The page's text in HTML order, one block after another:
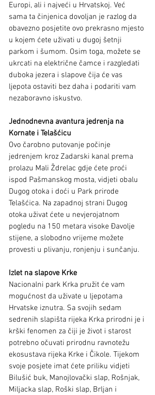
Europi, ali i najveći u Hrvatskoj. Već
sama ta činjenica dovoljan je razlog da
obavezno posjetite ovo prekrasno mjesto
u kojem ćete uživati u dugoj šetnji
parkom i šumom. Osim toga, možete se
ukrcati na električne čamce i razgledati
duboka jezera i slapove čija će vas
ljepota ostaviti bez daha i podariti vam
nezaboravno iskustvo.
Jednodnevna avantura jedrenja na
Kornate i Telašćicu
Ovo čarobno putovanje počinje
jedrenjem kroz Zadarski kanal prema
prolazu Mali Ždrelac gdje ćete proći
ispod Pašmanskog mosta, vidjeti obalu
Dugog otoka i doći u Park prirode
Telašćica. Na zapadnoj strani Dugog
otoka uživat ćete u nevjerojatnom
pogledu na 150 metara visoke Đavolje
stijene, a slobodno vrijeme možete
provesti u plivanju, ronjenju i sunčanju.
Izlet na slapove Krke
Nacionalni park Krka pružit će vam
mogućnost da uživate u ljepotama
Hrvatske iznutra. Sa svojih sedam
sedrenih slapišta rijeka Krka prirodni je i
krški fenomen za čiji je život i starost
potrebno očuvati prirodnu ravnotežu
ekosustava rijeka Krke i Čikole. Tijekom
svoje posjete imat ćete priliku vidjeti
Bilušić buk, Manojlovački slap, Rošnjak,
Miljacka slap, Roški slap, Brljan i